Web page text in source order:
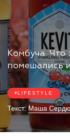
Комбуча. Что
помешались
LIFESTYLE
Текст: Маша